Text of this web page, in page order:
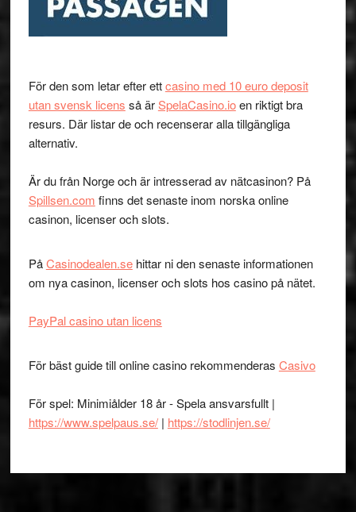
För den som letar efter ettcasino med 10 euro deposit
utan svensk licens så ärSpelaCasino.ioen riktigt bra
resurs. Där listar de och recenserar alla tillgängliga
alternativ.
Är du från Norge och är intresserad av nätcasinon? På
Spillsen.com finns det senaste inom norska online
casinon, licenser och slots.
PåCasinodealen.sehittar ni den senaste informationen
om nya casinon, licenser och slots hos casino på nätet.
PayPal casino utan licens
För bäst guide till online casino rekommenderas Casivo
För spel: Minimiålder 18 år - Spela ansvarsfullt |
https://www.spelpaus.se/| https://stodlinjen.se/